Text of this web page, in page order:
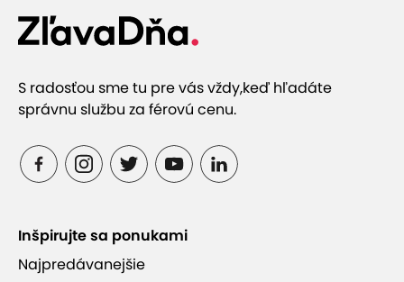
S radosťou sme tu pre vás vždy,keď hľadáte
správnu službu za férovú cenu.
Inšpirujte sa ponukami
Najpredávanejšie